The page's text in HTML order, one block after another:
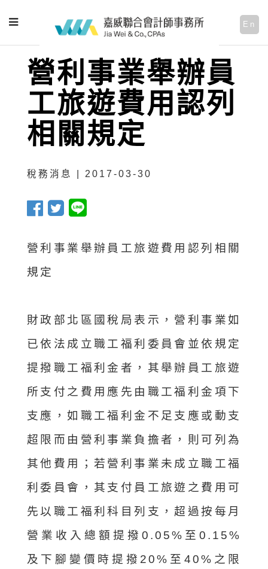
En
營利事業舉辦員
工旅遊費用認列
相關規定
稅務消息 | 2017-03-30
營利事業舉辦員工旅遊費用認列相關
規定
財政部北區國稅局表示，營利事業如
已依法成立職工福利委員會並依規定
提撥職工福利金者，其舉辦員工旅遊
所支付之費用應先由職工福利金項下
支應，如職工福利金不足支應或動支
超限而由營利事業負擔者，則可列為
其他費用；若營利事業未成立職工福
利委員會，其支付員工旅遊之費用可
先以職工福利科目列支，超過按每月
營業收入總額提撥0.05%至0.15%
及下腳變價時提撥20%至40%之限